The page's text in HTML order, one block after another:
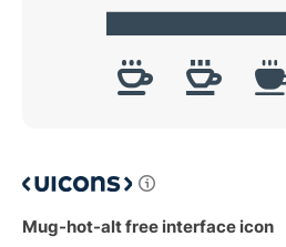
Mug-hot-alt free interface icon